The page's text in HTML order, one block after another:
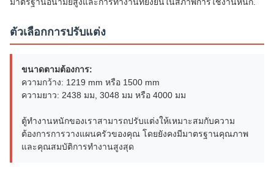
ตัวเลือกการปรับแต่ง
ขนาดตามต้องการ:
ความกว้าง: 1219 mm หรือ 1500 mm
ความยาว: 2438 มม, 3048 มม หรือ 4000 มม
ตู้ทํางานหนักของเราสามารถปรับแต่งให้เหมาะสมกับความ
ต้องการการวางแผนครัวของคุณ โดยยังคงมีมาตรฐานคุณภาพ
และคุณสมบัติการทํางานสูงสุด